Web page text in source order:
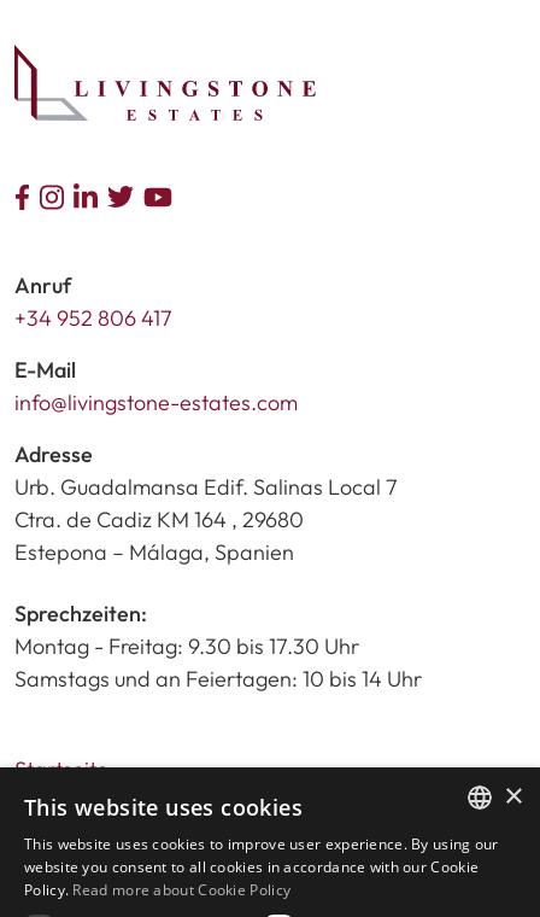
Anruf
+34 952 806 417
E-Mail
info@livingstone-estates.com
Adresse
Urb. Guadalmansa Edif. Salinas Local 7
Ctra. de Cadiz KM 164 , 29680
Estepona – Málaga, Spanien
Sprechzeiten:
Montag - Freitag: 9.30 bis 17.30 Uhr
Samstags und an Feiertagen: 10 bis 14 Uhr
Startseite
Immobiliensuche
Bitte bewerten Sie uns
Datenschutzrichtlinie
Cookies-Richtlinie
ENGLISH
×
This website uses cookies
This website uses cookies to improve user experience. By using our
website you consent to all cookies in accordance with our Cookie
Policy. Read more about Cookie Policy